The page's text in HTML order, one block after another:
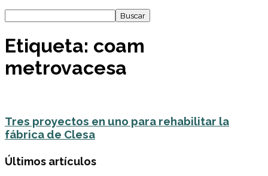
Etiqueta: coam
metrovacesa
Tres proyectos en uno para rehabilitar la
fábrica de Clesa
Últimos artículos